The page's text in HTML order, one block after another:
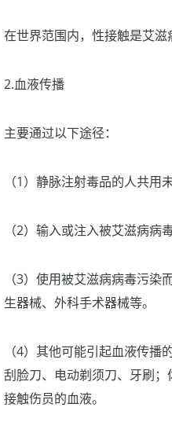
在世界范围内，性接触是艾滋
2.血液传播
主要通过以下途径：
（1）静脉注射毒品的人共用
（2）输入或注入被艾滋病病
（3）使用被艾滋病病毒污
生器械、外科手术器械等。
（4）其他可能引起血液传
刮脸刀、电动剃须刀、牙刷
接触伤员的血液。